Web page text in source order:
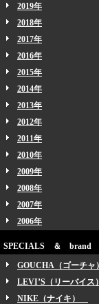
2019年
2018年
2017年
2016年
2015年
2014年
2013年
2012年
2011年
2010年
2009年
2008年
2007年
2006年
SPECIALS ＆ brand
GOUCHA（ゴーチャ）
LEVI’S（リーバイス）
NIKE（ナイキ）